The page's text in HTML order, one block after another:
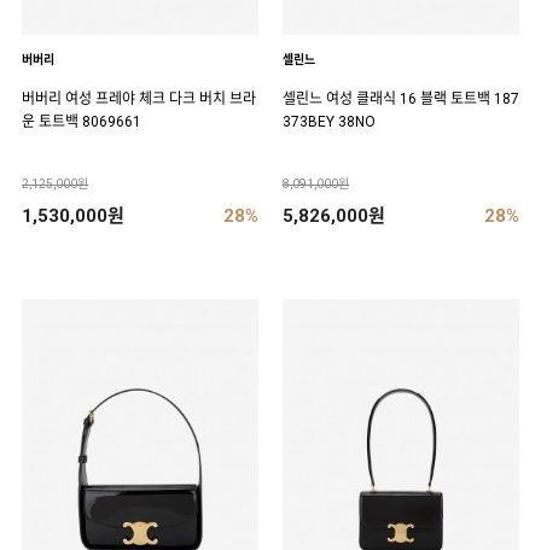
버버리
버버리 여성 프레야 체크 다크 버치 브라
운 토트백 8069661
2,125,000원
1,530,000원 28%
셀린느
셀린느 여성 클래식 16 블랙 토트백 187
373BEY 38NO
8,091,000원
5,826,000원 28%